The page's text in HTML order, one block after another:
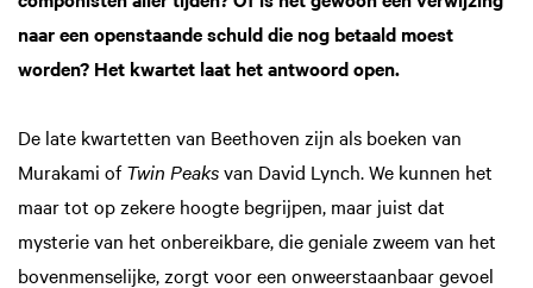
naar een openstaande schuld die nog betaald moest
worden? Het kwartet laat het antwoord open.
De late kwartetten van Beethoven zijn als boeken van
Murakami ofTwin Peaksvan David Lynch. We kunnen het
maar tot op zekere hoogte begrijpen, maar juist dat
mysterie van het onbereikbare, die geniale zweem van het
bovenmenselijke, zorgt voor een onweerstaanbaar gevoel